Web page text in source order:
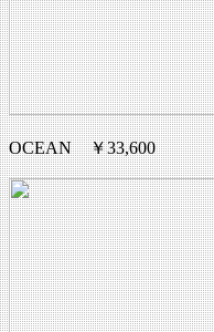
OCEAN ￥33,600